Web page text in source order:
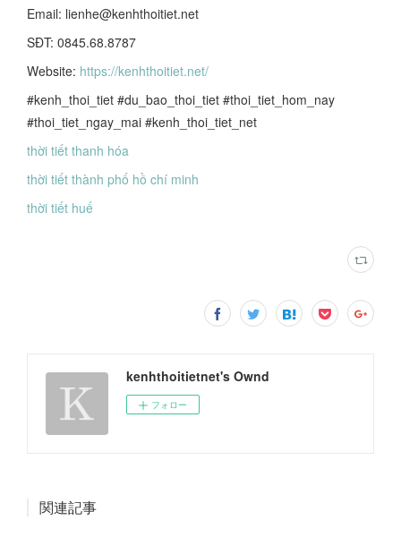
Email: lienhe@kenhthoitiet.net
SĐT: 0845.68.8787
Website: https://kenhthoitiet.net/
#kenh_thoi_tiet #du_bao_thoi_tiet #thoi_tiet_hom_nay
#thoi_tiet_ngay_mai #kenh_thoi_tiet_net
thời tiết thanh hóa
thời tiết thành phố hồ chí minh
thời tiết huế
kenhthoitietnet's Ownd
フォロー
関連記事